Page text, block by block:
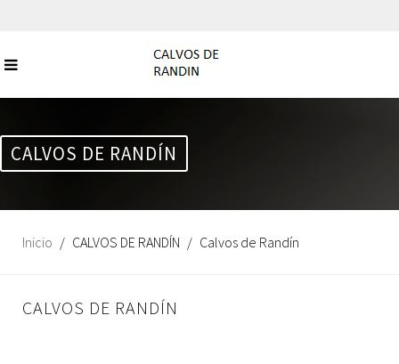
CALVOS DE RANDÍN
Inicio CALVOS DE RANDÍN Calvos de Randín
CALVOS DE RANDÍN